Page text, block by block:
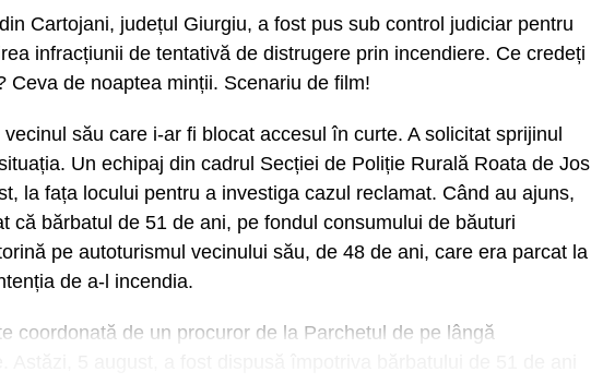
Cartojani, județul Giurgiu, a fost pus sub control judiciar pentru
infracțiunii de tentativă de distrugere prin incendiere. Ce credeți
Ceva de noaptea minții. Scenariu de film!
său care i-ar fi blocat accesul în curte. A solicitat sprijinul
Un echipaj din cadrul Secției de Poliție Rurală Roata de Jos
la fața locului pentru a investiga cazul reclamat. Când au ajuns,
că bărbatul de 51 de ani, pe fondul consumului de băuturi
pe autoturismul vecinului său, de 48 de ani, care era parcat la
de a-l incendia.
coordonată de un procuror de la Parchetul de pe lângă